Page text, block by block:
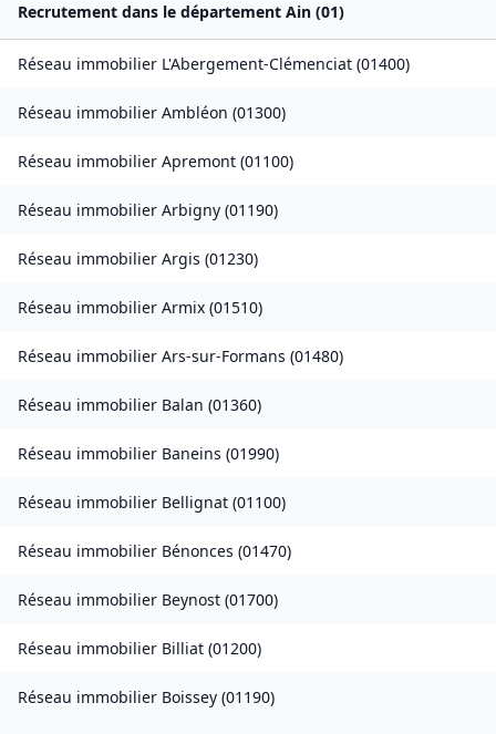
Recrutement dans le département Ain (01)
Réseau immobilier L'Abergement-Clémenciat (01400)
Réseau immobilier Ambléon (01300)
Réseau immobilier Apremont (01100)
Réseau immobilier Arbigny (01190)
Réseau immobilier Argis (01230)
Réseau immobilier Armix (01510)
Réseau immobilier Ars-sur-Formans (01480)
Réseau immobilier Balan (01360)
Réseau immobilier Baneins (01990)
Réseau immobilier Bellignat (01100)
Réseau immobilier Bénonces (01470)
Réseau immobilier Beynost (01700)
Réseau immobilier Billiat (01200)
Réseau immobilier Boissey (01190)